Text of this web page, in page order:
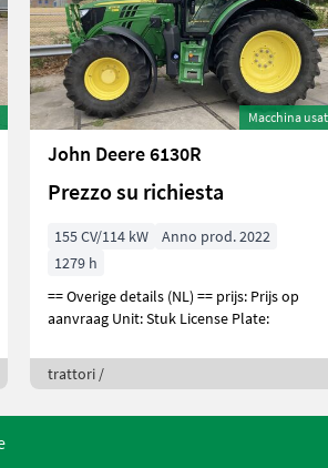
Macchina
John Deere 6130R
Prezzo su richiesta
155 CV/114 kW
Anno prod. 2022
1279 h
== Overige details (NL) == prijs: Prijs op
aanvraag Unit: Stuk License Plate:
trattori /